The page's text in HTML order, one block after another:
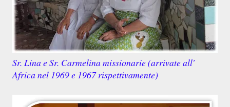
Sr. Lina e Sr. Carmelina missionarie (arrivate all'
Africa nel 1969 e 1967 rispettivamente)